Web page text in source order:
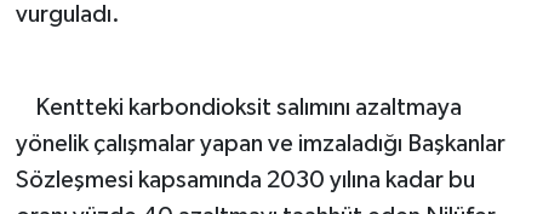
vurguladı.
Kentteki karbondioksit salımını azaltmaya
yönelik çalışmalar yapan ve imzaladığı Başkanlar
Sözleşmesi kapsamında 2030 yılına kadar bu